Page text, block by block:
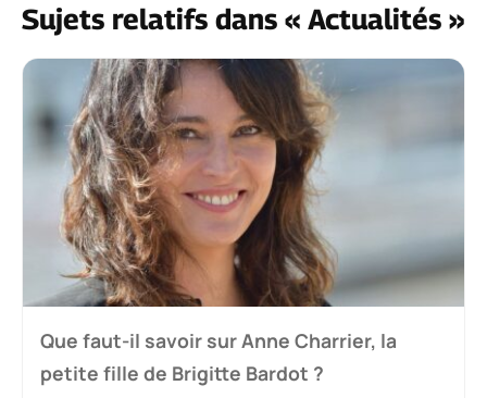
Sujets relatifs dans « Actualités »
Que faut-il savoir sur Anne Charrier, la
petite fille de Brigitte Bardot ?